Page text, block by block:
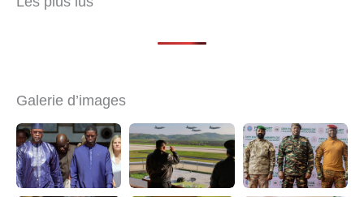
Galerie d’images